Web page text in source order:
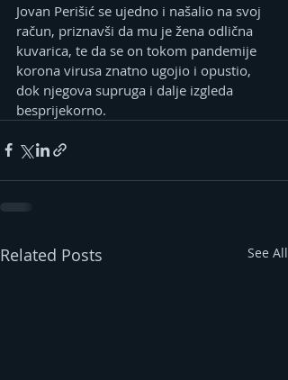
Jovan Perišić se ujedno i našalio na svoj
račun, priznavši da mu je žena odlična
kuvarica, te da se on tokom pandemije
korona virusa znatno ugojio i opustio,
dok njegova supruga i dalje izgleda
besprijekorno.
Related Posts See All